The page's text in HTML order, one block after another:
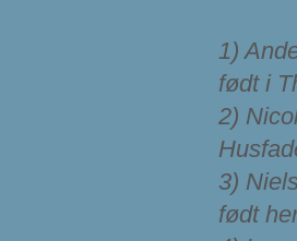
1)
født i
2)
3)
født